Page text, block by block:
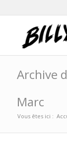
Archive
Marc
Vous êtes ici :